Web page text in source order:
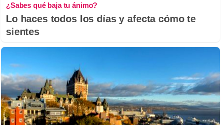
¿Sabes qué baja tu ánimo?
Lo haces todos los días y afecta cómo te
sientes